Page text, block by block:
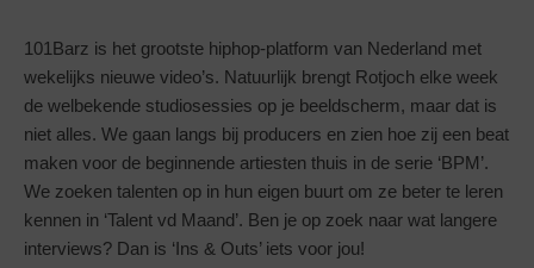
101Barz is het grootste hiphop-platform van Nederland met
wekelijks nieuwe video’s. Natuurlijk brengt Rotjoch elke week
de welbekende studiosessies op je beeldscherm, maar dat is
niet alles. We gaan langs bij producers en zien hoe zij een beat
maken voor de beginnende artiesten thuis in de serie ‘BPM’.
We zoeken talenten op in hun eigen buurt om ze beter te leren
kennen in ‘Talent vd Maand’. Ben je op zoek naar wat langere
interviews? Dan is ‘Ins & Outs’ iets voor jou!